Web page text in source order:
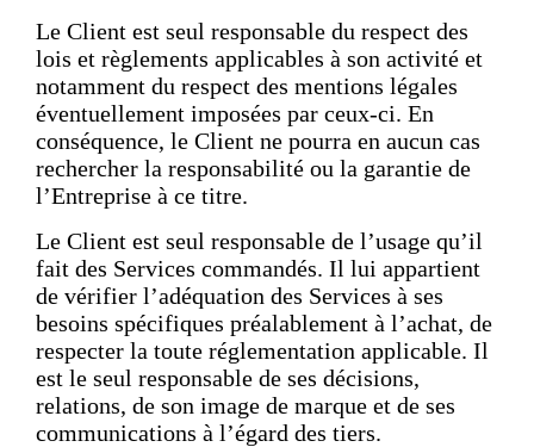
Le Client est seul responsable du respect des
lois et règlements applicables à son activité et
notamment du respect des mentions légales
éventuellement imposées par ceux-ci. En
conséquence, le Client ne pourra en aucun cas
rechercher la responsabilité ou la garantie de
l’Entreprise à ce titre.
Le Client est seul responsable de l’usage qu’il
fait des Services commandés. Il lui appartient
de vérifier l’adéquation des Services à ses
besoins spécifiques préalablement à l’achat, de
respecter la toute réglementation applicable. Il
est le seul responsable de ses décisions,
relations, de son image de marque et de ses
communications à l’égard des tiers.